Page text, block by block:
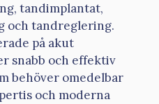
tandimplantat,
och tandreglering.
på akut
snabb och effektiv
behöver omedelbar
och moderna